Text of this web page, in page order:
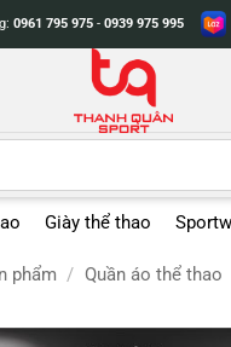
0961 795 975 - 0939 975 995
Giày thể thao
phẩm / Quần áo thể thao